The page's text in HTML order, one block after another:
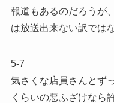
報道もあるのだろうが
は放送出来ない訳では
5-7
気さくな店員さんとず
くらいの悪ふざけなら